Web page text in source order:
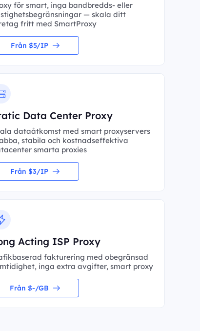
för smart, inga bandbredds- eller
— skala ditt
fritt med SmartProxy
Från $5/IP
Data Center Proxy
dataåtkomst med smart proxyservers
stabila och kostnadseffektiva
smarta proxies
Från $3/IP
Acting ISP Proxy
fakturering med obegränsad
inga extra avgifter, smart proxy
Från $-/GB